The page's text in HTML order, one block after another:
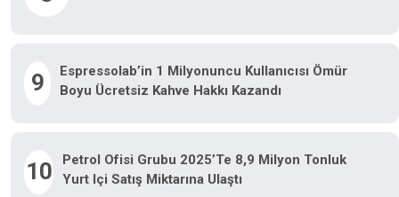
9
Espressolab’in 1 Milyonuncu Kullanıcısı Ömür
Boyu Ücretsiz Kahve Hakkı Kazandı
10
Petrol Ofisi Grubu 2025’te 8,9 Milyon Tonluk
Yurt Içi Satış Miktarına Ulaştı